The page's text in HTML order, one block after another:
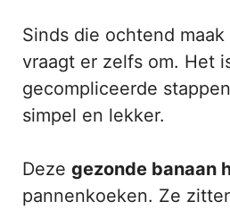
Sinds die ochtend
vraagt er zelfs om. Het
gecompliceerde
simpel en lekker.
Deze gezonde banaan
pannenkoeken. Ze